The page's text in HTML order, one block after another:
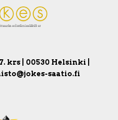
krs | 00530 Helsinki |
saatio.fi